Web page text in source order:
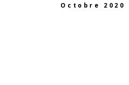
Octobre 2020